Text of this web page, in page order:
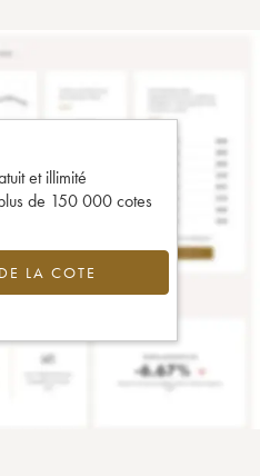
et illimité
de 150 000 cotes
LA COTE